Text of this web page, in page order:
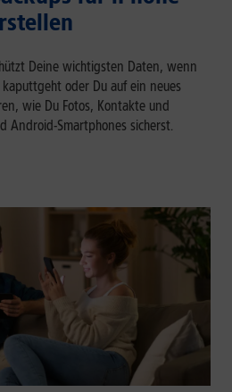
Deine wichtigsten Daten, wenn
oder Du auf ein neues
wie Du Fotos, Kontakte und
Android-Smartphones sicherst.